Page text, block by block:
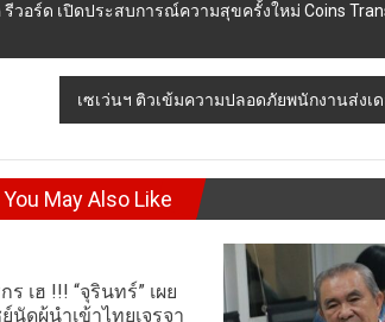
วอร์ด เปิดประสบการณ์ความสุขครั้งใหม่ Coins
เซเว่นฯ ติวเข้มความปลอดภัยพนักงานส่ง
You May Also Like
ร เฮ !!! “จุรินทร์” เผย
ดผู้นำเข้าไทยเจรจา